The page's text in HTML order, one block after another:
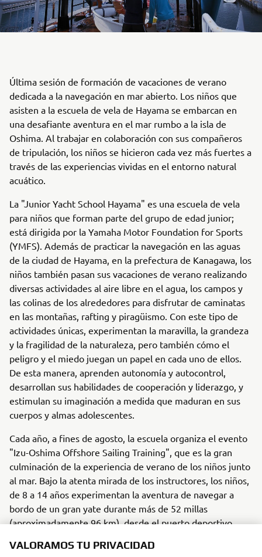
Última sesión de formación de vacaciones de verano
dedicada a la navegación en mar abierto. Los niños que
asisten a la escuela de vela de Hayama se embarcan en
una desafiante aventura en el mar rumbo a la isla de
Oshima. Al trabajar en colaboración con sus compañeros
de tripulación, los niños se hicieron cada vez más fuertes a
través de las experiencias vividas en el entorno natural
acuático.
La "Junior Yacht School Hayama" es una escuela de vela
para niños que forman parte del grupo de edad junior;
está dirigida por la Yamaha Motor Foundation for Sports
(YMFS). Además de practicar la navegación en las aguas
de la ciudad de Hayama, en la prefectura de Kanagawa, los
niños también pasan sus vacaciones de verano realizando
diversas actividades al aire libre en el agua, los campos y
las colinas de los alrededores para disfrutar de caminatas
en las montañas, rafting y piragüismo. Con este tipo de
actividades únicas, experimentan la maravilla, la grandeza
y la fragilidad de la naturaleza, pero también cómo el
peligro y el miedo juegan un papel en cada uno de ellos.
De esta manera, aprenden autonomía y autocontrol,
desarrollan sus habilidades de cooperación y liderazgo, y
estimulan su imaginación a medida que maduran en sus
cuerpos y almas adolescentes.
Cada año, a fines de agosto, la escuela organiza el evento
"Izu-Oshima Offshore Sailing Training", que es la gran
culminación de la experiencia de verano de los niños junto
al mar. Bajo la atenta mirada de los instructores, los niños,
de 8 a 14 años experimentan la aventura de navegar a
bordo de un gran yate durante más de 52 millas
(aproximadamente 96 km), desde el puerto deportivo
que cumplir y, a menudo, necesitan hablar juntos para
VALORAMOS TU PRIVACIDAD